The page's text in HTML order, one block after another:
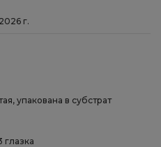
г.
упакована в субстрат
глазка